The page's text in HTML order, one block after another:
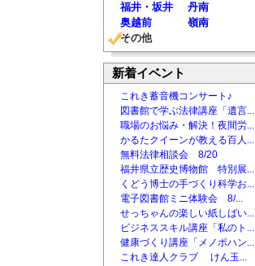
福井・坂井
丹南
奥越前
嶺南
その他
新着イベント
これき蓄音機コンサート♪
図書館で学ぶ法律講座「遺言...
職場のお悩み・解決！夜間労...
かるたクイーンが教える百人...
無料法律相談会 8/20
福井県立歴史博物館 特別展...
くどう博士の手づくり科学お...
電子図書館ミニ体験会 8/...
せっちゃんの楽しい紙しばい...
ビジネススキル講座「私のト...
健康づくり講座「メノポハン...
これき達人クラブ けん玉...